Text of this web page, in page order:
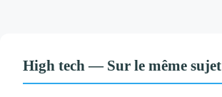
High tech — Sur le même sujet